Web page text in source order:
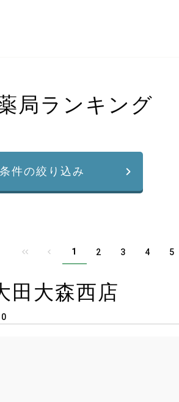
局ランキング
条件の絞り込み
1 2 3 4 5
田大森西店
0